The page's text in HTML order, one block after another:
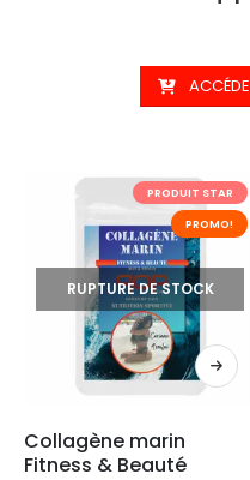
PRODUIT STAR
PROMO!
RUPTURE DE STOCK
Collagène marin
Fitness & Beauté